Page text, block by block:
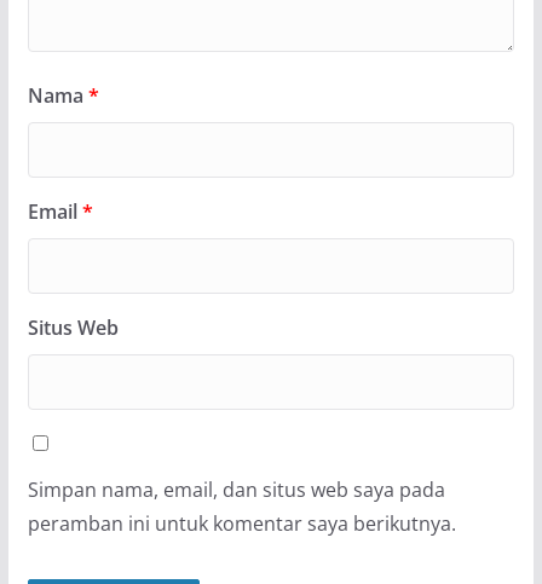
Nama *
Email*
Situs Web
Simpan nama, email, dan situs web saya pada
peramban ini untuk komentar saya berikutnya.